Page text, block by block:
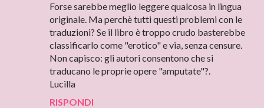
Forse sarebbe meglio leggere qualcosa in lingua
originale. Ma perchè tutti questi problemi con le
traduzioni? Se il libro è troppo crudo basterebbe
classificarlo come "erotico" e via, senza censure.
Non capisco: gli autori consentono che si
traducano le proprie opere "amputate"?.
Lucilla
RISPONDI